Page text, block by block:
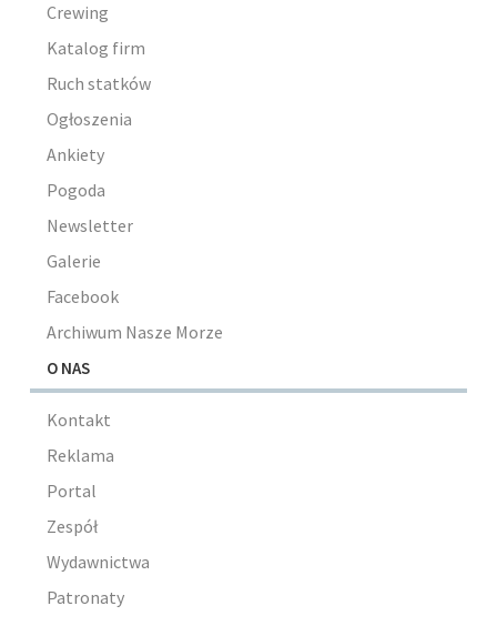
Crewing
Katalog firm
Ruch statków
Ogłoszenia
Ankiety
Pogoda
Newsletter
Galerie
Facebook
Archiwum Nasze Morze
O NAS
Kontakt
Reklama
Portal
Zespół
Wydawnictwa
Patronaty